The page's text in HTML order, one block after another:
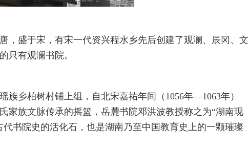
，盛于宋，有宋一代资兴程水乡先后创建了观澜、辰冈、文
只有观澜书院。
族乡柏树村铺上组，自北宋嘉祐年间（1056年—1063年）
家族文脉传承的摇篮，岳麓书院邓洪波教授称之为“湖南现
书院史的活化石，也是湖南乃至中国教育史上的一颗璀璨